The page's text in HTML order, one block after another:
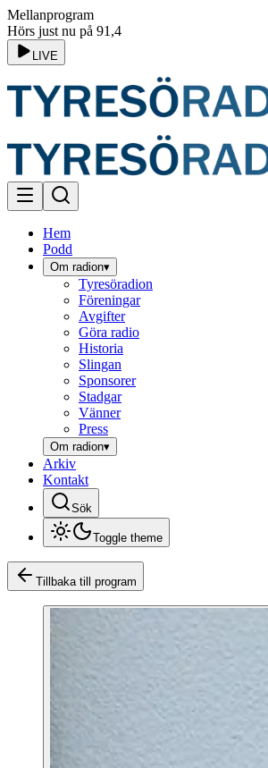
Mellanprogram
Hörs just nu på 91,4
LIVE
Hem
Podd
Om radion▾
Tyresöradion
Föreningar
Avgifter
Göra radio
Historia
Slingan
Sponsorer
Stadgar
Vänner
Press
Om radion▾
Arkiv
Kontakt
Sök
Toggle theme
Tillbaka till program